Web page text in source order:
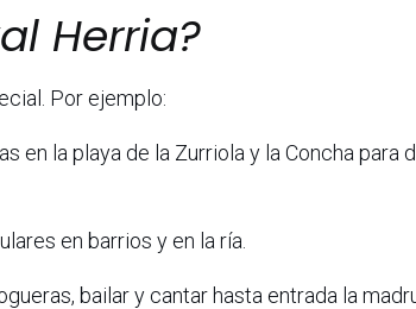
Herria?
Por ejemplo:
en la playa de la Zurriola y la Concha para
en barrios y en la ría.
bailar y cantar hasta entrada la